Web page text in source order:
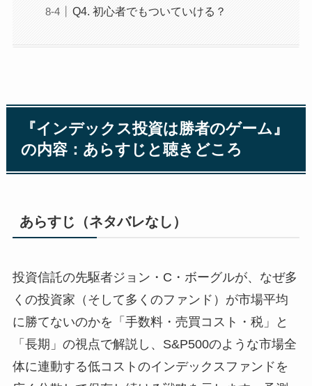
Q4. 初心者でもついていける？
『インデックス投資は勝者のゲーム』
の内容：あらすじと聴きどころ
あらすじ（ネタバレなし）
投資信託の先駆者ジョン・C・ボーグルが、なぜ多
くの投資家（そして多くのファンド）が市場平均
に勝てないのかを「手数料・売買コスト・税」と
「長期」の視点で解説し、S&P500のような市場全
体に連動する低コストのインデックスファンドを